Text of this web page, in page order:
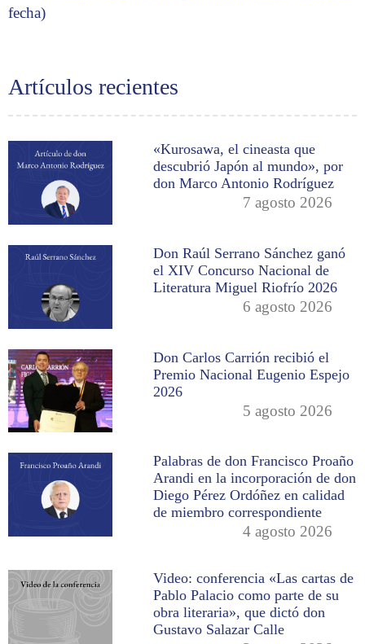
Artículos recientes
«Kurosawa, el cineasta que
descubrió Japón al mundo», por
don Marco Antonio Rodríguez
7 agosto 2026
Don Raúl Serrano Sánchez ganó
el XIV Concurso Nacional de
Literatura Miguel Riofrío 2026
6 agosto 2026
Don Carlos Carrión recibió el
Premio Nacional Eugenio Espejo
2026
5 agosto 2026
Palabras de don Francisco Proaño
Arandi en la incorporación de don
Diego Pérez Ordóñez en calidad
de miembro correspondiente
4 agosto 2026
Video: conferencia «Las cartas de
Pablo Palacio como parte de su
obra literaria», que dictó don
Gustavo Salazar Calle
fecha)